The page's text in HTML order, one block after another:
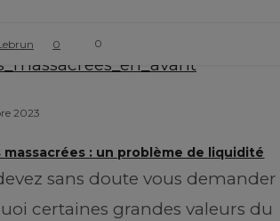
0 0
2023
: un problème de liquidité
sans doute vous demander
certaines grandes valeurs du